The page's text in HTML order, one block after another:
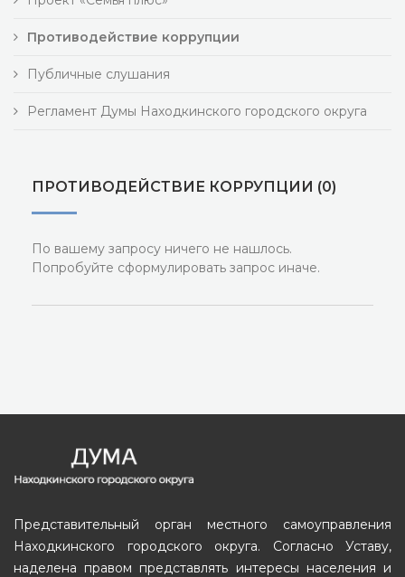
Противодействие коррупции
Публичные слушания
Регламент Думы Находкинского городского округа
ПРОТИВОДЕЙСТВИЕ КОРРУПЦИИ (0)
По вашему запросу ничего не нашлось.
Попробуйте сформулировать запрос иначе.
Представительный орган местного самоуправления
Находкинского городского округа. Согласно Уставу,
наделена правом представлять интересы населения и